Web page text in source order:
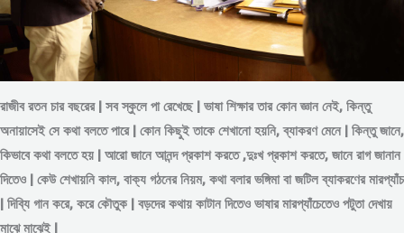
রাজীব রতন চার বছরের | সব স্কুলে পা রেখেছে | ভাষা শিক্ষার তার কোন জ্ঞান নেই, কিন্তু
অনায়াসেই সে কথা বলতে পারে | কোন কিছুই তাকে শেখানো হয়নি, ব্যাকরণ মেনে | কিন্তু জানে,
কিভাবে কথা বলতে হয় | আরো জানে আনন্দ প্রকাশ করতে ,দুঃখ প্রকাশ করতে, জানে রাগ জানান
দিতেও | কেউ শেখায়নি কাল, বাক্য গঠনের নিয়ম, কথা বলার ভঙ্গিমা বা জটিল ব্যাকরণের মারপ্যাঁচ
| দিব্যি গান করে, করে কৌতুক | বড়দের কথায় কাটান দিতেও ভাষার মারপ্যাঁচেতেও পটুতা দেখায়
মাঝে মাঝেই |